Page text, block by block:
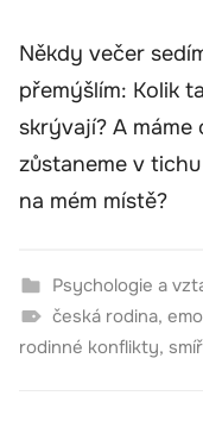
Někdy večer
přemýšlím: Kolik
skrývají? A
zůstaneme v
na mém místě?
Psychologie a
česká rodina,
rodinné konflikty,